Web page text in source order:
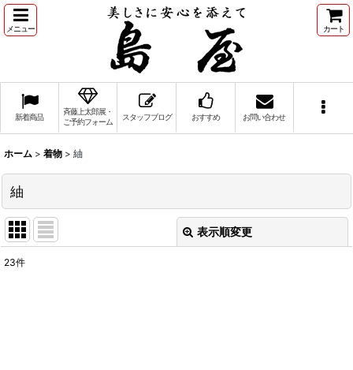
メニュー カート
新着商品
斉藤上太郎展・
ご予約フォーム
スタッフブログ おすすめ お問い合わせ
ホーム > 着物 > 紬
紬
表示順変更
23件